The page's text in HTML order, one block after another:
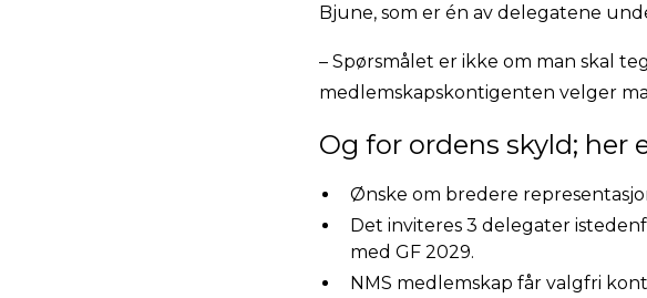
Bjune, som er én av delegatene
– Spørsmålet er ikke om man skal
medlemskapskontigenten velger
Og for ordens skyld; her
Ønske om bredere
Det inviteres 3 delegater
med GF 2029.
NMS medlemskap får valgfri